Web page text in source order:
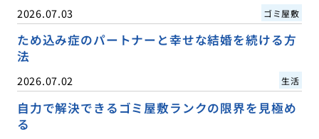
2026.07.03 ゴミ屋敷
ため込み症のパートナーと幸せな結婚を続ける方
法
2026.07.02 生活
自力で解決できるゴミ屋敷ランクの限界を見極め
る